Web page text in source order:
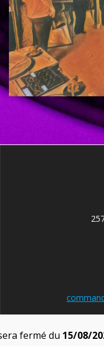
fermé du 15/08/